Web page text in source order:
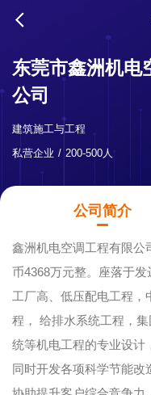
东莞市鑫洲机电
公司
建筑施工与工程
私营企业
200-500人
公司简介
鑫洲机电空调工程有限公
币4368万元整。座落于
工厂高、低压配电工程，
程， 给排水系统工程，
统等机电工程的专业设计
同时开发各项科学节能改